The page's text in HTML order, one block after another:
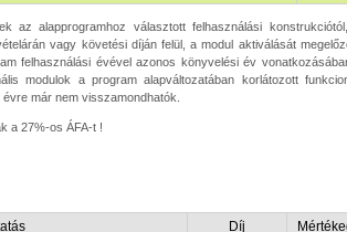
az alapprogramhoz választott felhasználási
vagy követési díján felül, a modul aktiválását
felhasználási évével azonos könyvelési év
modulok a program alapváltozatában korlátozott
már nem visszamondhatók.
a 27%-os ÁFA-t !
Díj